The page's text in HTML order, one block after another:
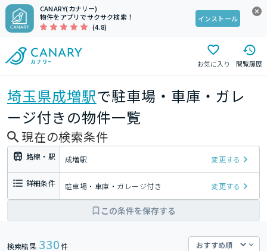
CANARY(カナリー)
物件をアプリでサクサク検索！
(4.8)
インストール
お気に入り 閲覧履歴
埼玉県成増駅で駐車場・車庫・ガレ
ージ付きの物件一覧
現在の検索条件
路線・駅 成増駅 変更する
詳細条件 駐車場・車庫・ガレージ付き 変更する
この条件を保存する
検索結果 330件